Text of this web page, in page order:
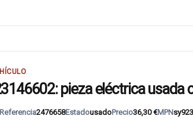
pieza eléctrica usada
Referencia2476658EstadousadoPrecio36,30 €MPN